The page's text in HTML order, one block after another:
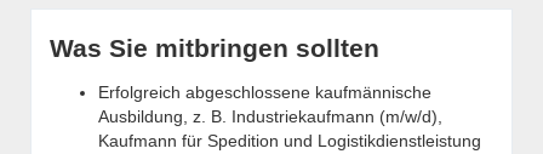
Was Sie mitbringen sollten
Erfolgreich abgeschlossene kaufmännische
Ausbildung, z. B. Industriekaufmann (m/w/d),
Kaufmann für Spedition und Logistikdienstleistung